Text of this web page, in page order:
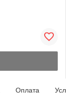
Оплата